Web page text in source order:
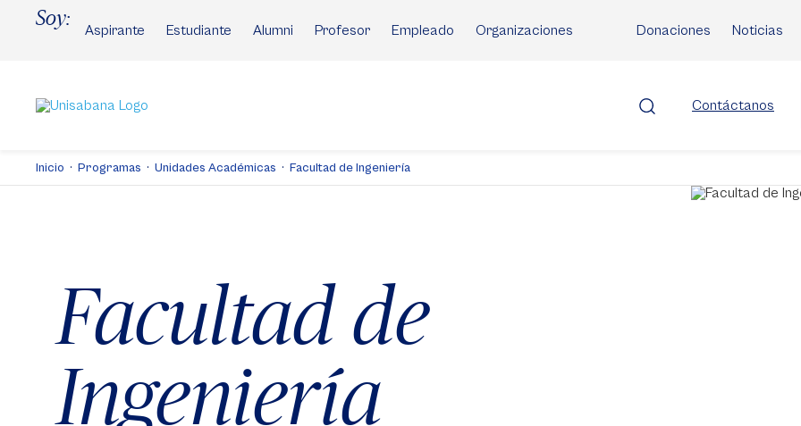
Soy:
Aspirante Estudiante Alumni Profesor Empleado Organizaciones Donaciones Noticias
Contáctanos
Inicio Programas Unidades Académicas Facultad de Ingeniería
Facultad de
Ingeniería